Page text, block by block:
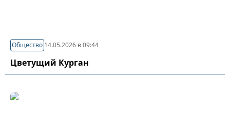
Общество 14.05.2026 в 09:44
Цветущий Курган